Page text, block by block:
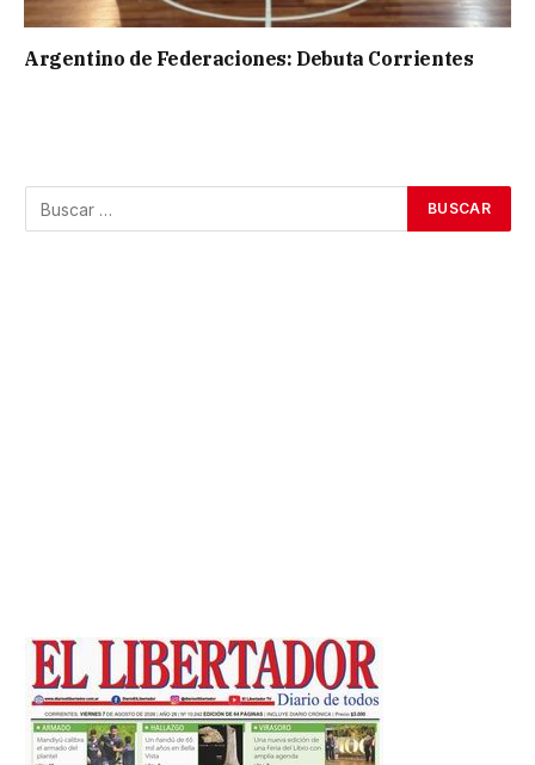
Argentino de Federaciones: Debuta Corrientes